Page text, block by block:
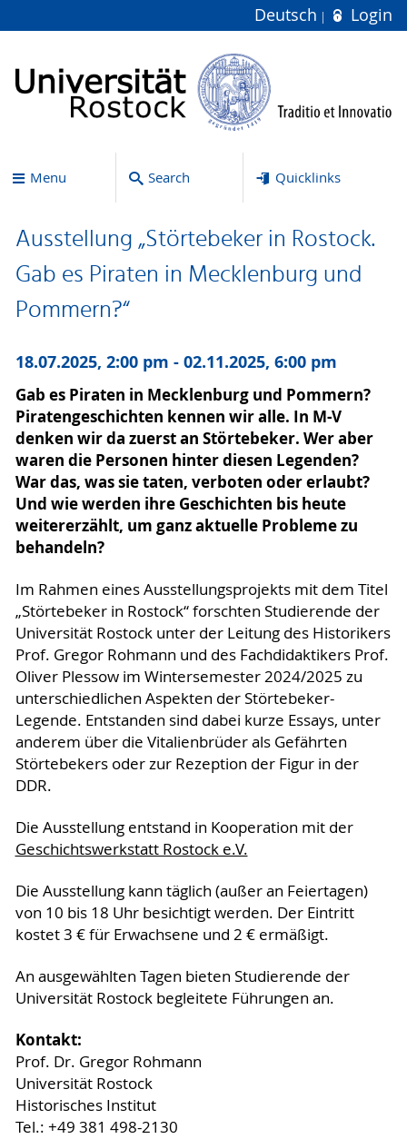
Deutsch Login
Menu Search Quicklinks
Ausstellung „Störtebeker in Rostock.
Gab es Piraten in Mecklenburg und
Pommern?“
18.07.2025, 2:00 pm - 02.11.2025, 6:00 pm
Gab es Piraten in Mecklenburg und Pommern?
Piratengeschichten kennen wir alle. In M-V
denken wir da zuerst an Störtebeker. Wer aber
waren die Personen hinter diesen Legenden?
War das, was sie taten, verboten oder erlaubt?
Und wie werden ihre Geschichten bis heute
weitererzählt, um ganz aktuelle Probleme zu
behandeln?
Im Rahmen eines Ausstellungsprojekts mit dem Titel
„Störtebeker in Rostock“ forschten Studierende der
Universität Rostock unter der Leitung des Historikers
Prof. Gregor Rohmann und des Fachdidaktikers Prof.
Oliver Plessow im Wintersemester 2024/2025 zu
unterschiedlichen Aspekten der Störtebeker-
Legende. Entstanden sind dabei kurze Essays, unter
anderem über die Vitalienbrüder als Gefährten
Störtebekers oder zur Rezeption der Figur in der
DDR.
Die Ausstellung entstand in Kooperation mit der
Geschichtswerkstatt Rostock e.V.
Die Ausstellung kann täglich (außer an Feiertagen)
von 10 bis 18 Uhr besichtigt werden. Der Eintritt
kostet 3 € für Erwachsene und 2 € ermäßigt.
An ausgewählten Tagen bieten Studierende der
Universität Rostock begleitete Führungen an.
Kontakt:
Prof. Dr. Gregor Rohmann
Universität Rostock
Historisches Institut
Tel.: +49 381 498-2130